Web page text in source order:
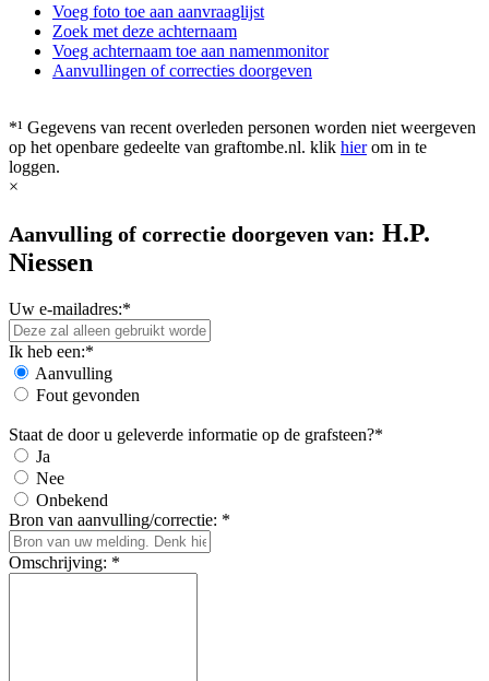
Voeg foto toe aan aanvraaglijst
Zoek met deze achternaam
Voeg achternaam toe aan namenmonitor
Aanvullingen of correcties doorgeven
*¹ Gegevens van recent overleden personen worden niet weergeven
op het openbare gedeelte van graftombe.nl. klik hierom in te
loggen.
×
Aanvulling of correctie doorgeven van: H.P.
Niessen
Uw e-mailadres:*
Ik heb een:*
Aanvulling
Fout gevonden
Staat de door u geleverde informatie op de grafsteen?*
Ja
Nee
Onbekend
Bron van aanvulling/correctie: *
Omschrijving: *